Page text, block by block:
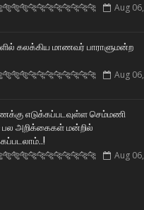
Aug 06,
கலக்கிய மாணவர் பாராளுமன்ற
Aug 06,
எடுக்கப்படவுள்ள செம்மணி
பல அறிக்கைகள் மன்றில்
Aug 06,